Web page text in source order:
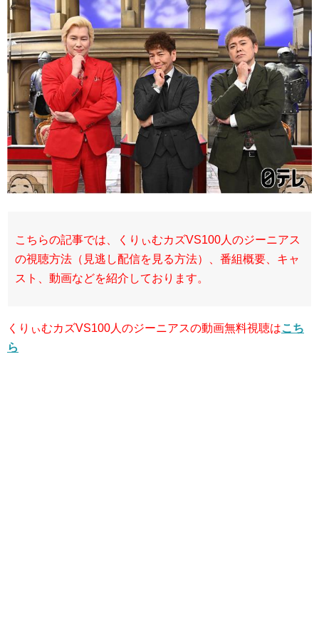
こちらの記事では、くりぃむカズVS100人のジーニアス
の視聴方法（見逃し配信を見る方法）、番組概要、キャ
スト、動画などを紹介しております。
くりぃむカズVS100人のジーニアスの動画無料視聴はこち
ら